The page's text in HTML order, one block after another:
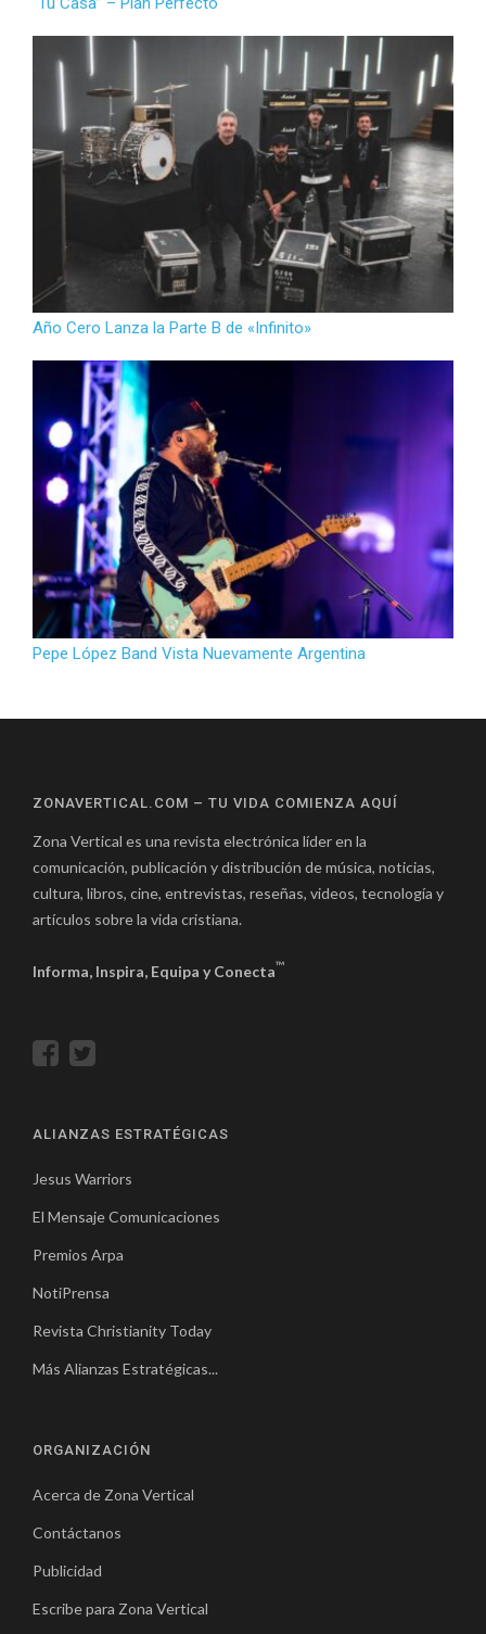
Año Cero Lanza la Parte B de «Infinito»
Pepe López Band Vista Nuevamente Argentina
ZONAVERTICAL.COM – TU VIDA COMIENZA AQUÍ
Zona Vertical es una revista electrónica líder en la
comunicación, publicación y distribución de música, noticias,
cultura, libros, cine, entrevistas, reseñas, videos, tecnología y
artículos sobre la vida cristiana.
Informa, Inspira, Equipa y Conecta™
ALIANZAS ESTRATÉGICAS
Jesus Warriors
El Mensaje Comunicaciones
Premios Arpa
NotiPrensa
Revista Christianity Today
Más Alianzas Estratégicas...
ORGANIZACIÓN
Acerca de Zona Vertical
Contáctanos
Publicidad
Escribe para Zona Vertical